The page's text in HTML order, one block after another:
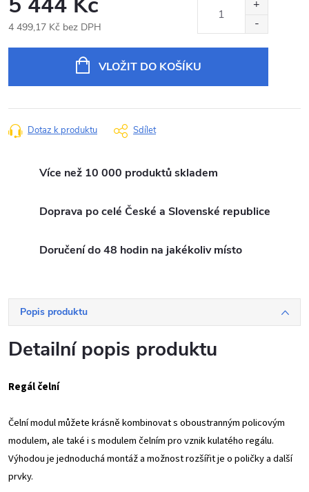
4 499,17 Kč bez DPH
VLOŽIT DO KOŠÍKU
Dotaz k produktu Sdílet
Více než 10 000 produktů skladem
Doprava po celé České a Slovenské republice
Doručení do 48 hodin na jakékoliv místo
Popis produktu
Detailní popis produktu
Regál čelní
Čelní modul můžete krásně kombinovat s oboustranným policovým
modulem, ale také i s modulem čelním pro vznik kulatého regálu.
Výhodou je jednoduchá montáž a možnost rozšířit je o poličky a další
prvky.